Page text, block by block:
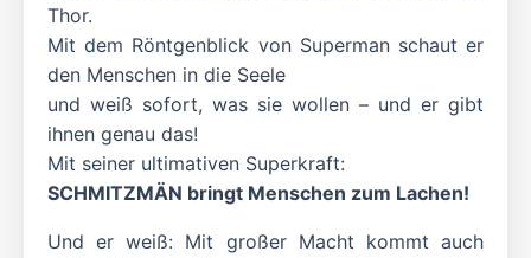
Thor.
Mit dem Röntgenblick von Superman schaut er
den Menschen in die Seele
und weiß sofort, was sie wollen – und er gibt
ihnen genau das!
Mit seiner ultimativen Superkraft:
SCHMITZMÄN bringt Menschen zum Lachen!
Und er weiß: Mit großer Macht kommt auch